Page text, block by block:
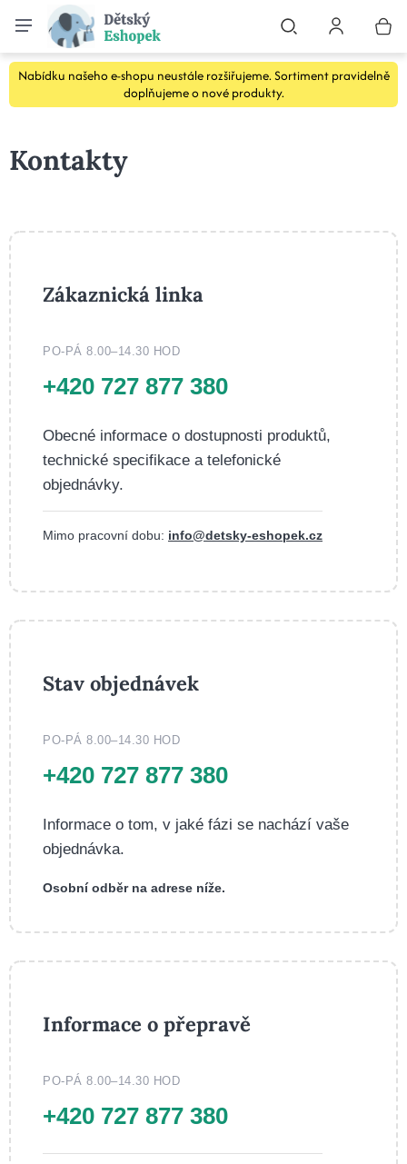
Nabídku našeho e-shopu neustále rozšiřujeme. Sortiment pravidelně
doplňujeme o nové produkty.
Kontakty
Zákaznická linka
PO-PÁ 8.00–14.30 HOD
+420 727 877 380
Obecné informace o dostupnosti produktů,
technické specifikace a telefonické
objednávky.
Mimo pracovní dobu: info@detsky-eshopek.cz
Stav objednávek
PO-PÁ 8.00–14.30 HOD
+420 727 877 380
Informace o tom, v jaké fázi se nachází vaše
objednávka.
Osobní odběr na adrese níže.
Informace o přepravě
PO-PÁ 8.00–14.30 HOD
+420 727 877 380